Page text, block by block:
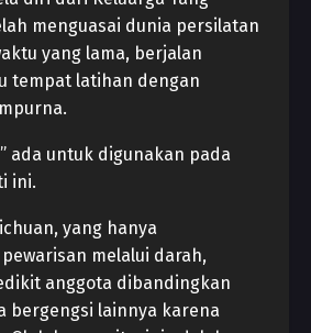
menguasai dunia persilatan
yang lama, berjalan
tempat latihan dengan
ada untuk digunakan pada
ini.
yang hanya
melalui darah,
anggota dibandingkan
bergengsi lainnya karena